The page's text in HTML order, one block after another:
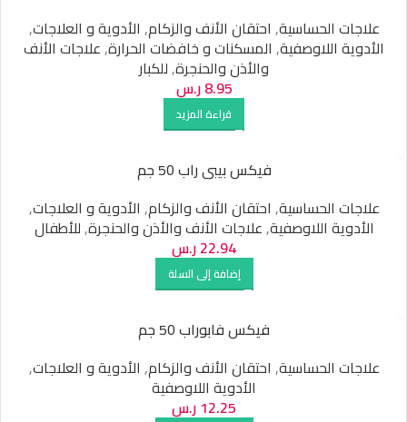
علاجات الحساسية, احتقان الأنف والزكام, الأدوية و العلاجات,
الأدوية اللاوصفية, المسكنات و خافضات الحرارة,علاجات الأنف
والأذن والحنجرة,للكبار
8.95ر.س
قراءة المزيد
فيكس بيبى راب 50 جم
علاجات الحساسية, احتقان الأنف والزكام, الأدوية و العلاجات,
الأدوية اللاوصفية,علاجات الأنف والأذن والحنجرة,للأطفال
22.94ر.س
إضافة إلى السلة
فيكس فابوراب 50 جم
علاجات الحساسية, احتقان الأنف والزكام, الأدوية و العلاجات,
الأدوية اللاوصفية
12.25 ر.س